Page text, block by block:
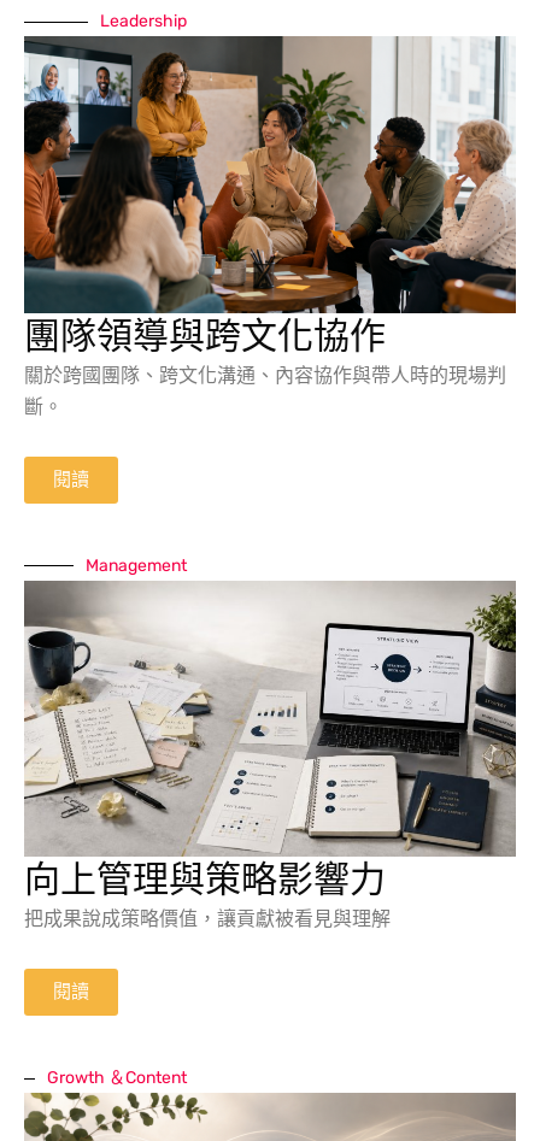
Growth ＆Content
Management
向上管理與策略影響力
把成果說成策略價值，讓貢獻被看見與理解
閱讀
Leadership
團隊領導與跨文化協作
關於跨國團隊、跨文化溝通、內容協作與帶人時的現場判
斷。
閱讀